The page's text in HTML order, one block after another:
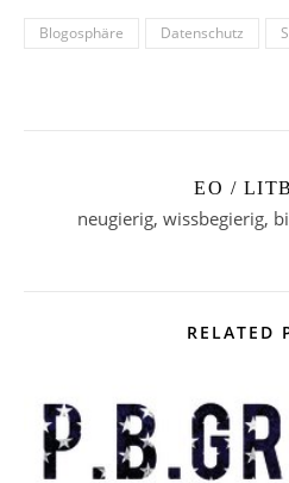
Blogosphäre Datenschutz
EO /
neugierig, wissbegierig,
RELATED